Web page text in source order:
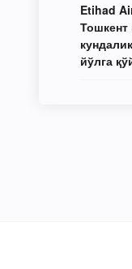
Etihad
Тошкент
йўлга